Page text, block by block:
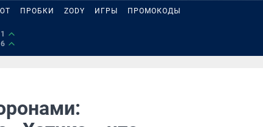
ПРОБКИ ZODY ИГРЫ ПРОМОКОДЫ